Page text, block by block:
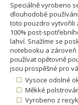
Speciálně vyrobeno
dlouhodobé
toto pouzdro vytvořili
100% post-
lahví. Snažíme se
notebooku a zároveň
používat opětovně
jsou prospěšné pro
Vysoce odolné
Měkké
Vyrobeno z